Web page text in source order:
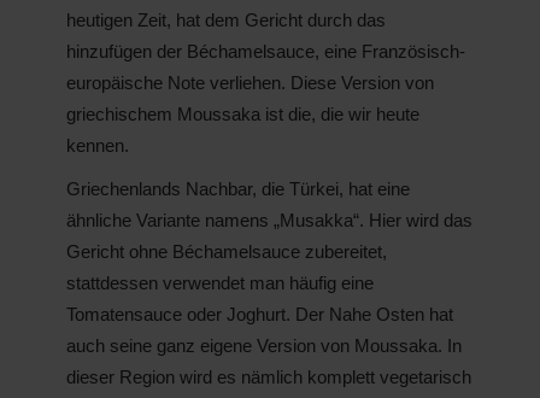
heutigen Zeit, hat dem Gericht durch das
hinzufügen der Béchamelsauce, eine Französisch-
europäische Note verliehen. Diese Version von
griechischem Moussaka ist die, die wir heute
kennen.
Griechenlands Nachbar, die Türkei, hat eine
ähnliche Variante namens „Musakka“. Hier wird das
Gericht ohne Béchamelsauce zubereitet,
stattdessen verwendet man häufig eine
Tomatensauce oder Joghurt. Der Nahe Osten hat
auch seine ganz eigene Version von Moussaka. In
dieser Region wird es nämlich komplett vegetarisch